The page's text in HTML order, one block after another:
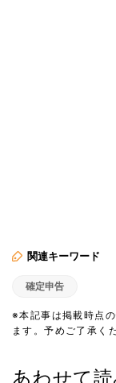
関連キーワード
確定申告
※本記事は掲載時点
ます。予めご了承く
あわせて